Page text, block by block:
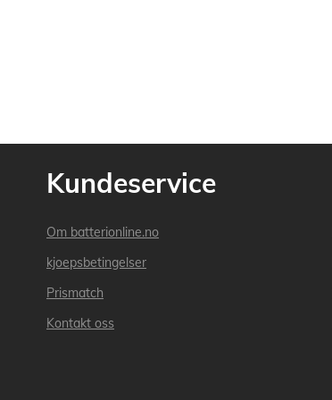
Kundeservice
Om batterionline.no
kjoepsbetingelser
Prismatch
Kontakt oss